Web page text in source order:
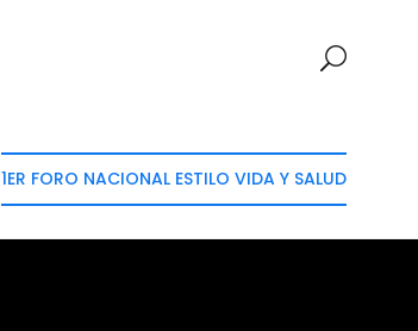
1ER FORO NACIONAL ESTILO VIDA Y SALUD